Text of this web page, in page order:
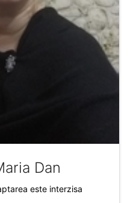
Dan
este interzisa